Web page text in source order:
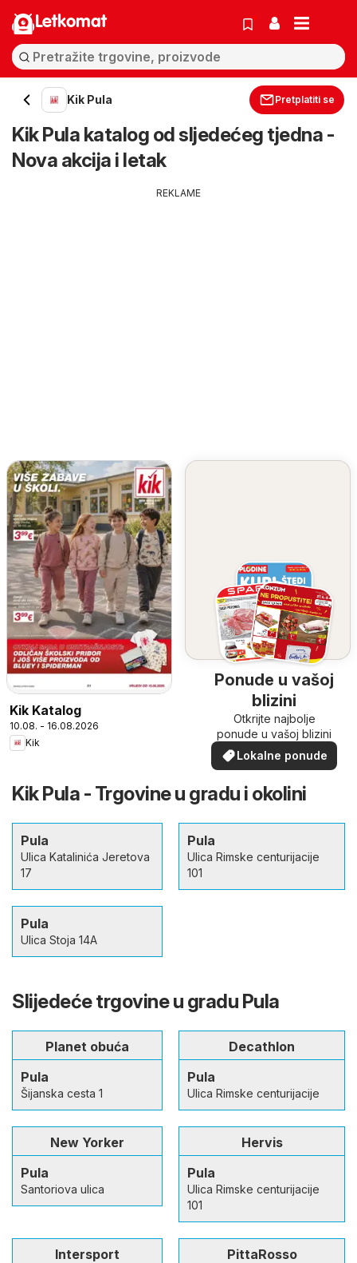
Letkomat
Kik Pula Pretplatiti se
Kik Pula katalog od sljedećeg tjedna -
Nova akcija i letak
REKLAME
Kik Katalog
10.08. - 16.08.2026
Kik
Ponude u vašoj
blizini
Otkrijte najbolje
ponude u vašoj blizini
Lokalne ponude
Kik Pula - Trgovine u gradu i okolini
Pula
Ulica Katalinića Jeretova
17
Pula
Ulica Rimske centurijacije
101
Pula
Ulica Stoja 14A
Slijedeće trgovine u gradu Pula
Planet obuća
Pula
Šijanska cesta 1
Decathlon
Pula
Ulica Rimske centurijacije
New Yorker
Pula
Santoriova ulica
Hervis
Pula
Ulica Rimske centurijacije
101
Intersport
PittaRosso